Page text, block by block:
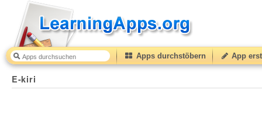
Apps durchstöbern App
E-kiri